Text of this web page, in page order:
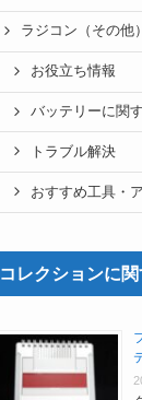
ラジコン（その他）
お役立ち情報
バッテリーに関
トラブル解決
おすすめ工具・
コレクションに